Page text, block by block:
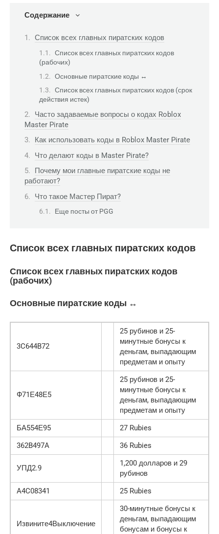
Содержание
Список всех главных пиратских кодов
Список всех главных пиратских кодов
(рабочих)
Основные пиратские коды ↔
Список всех главных пиратских кодов (срок
действия истек)
Часто задаваемые вопросы о кодах Roblox
Master Pirate
Как использовать коды в Roblox Master Pirate
Что делают коды в Master Pirate?
Почему мои главные пиратские коды не
работают?
Что такое Мастер Пират?
Еще посты от PGG
Список всех главных пиратских кодов
Список всех главных пиратских кодов
(рабочих)
Основные пиратские коды ↔
3C644B72
25 рубинов и 25-
минутные бонусы к
деньгам, выпадающим
предметам и опыту
Ф71Е48Е5
25 рубинов и 25-
минутные бонусы к
деньгам, выпадающим
предметам и опыту
БА554Е95
27 Rubies
362B497A
36 Rubies
УПД2.9
1,200 долларов и 29
рубинов
A4C08341
25 Rubies
Извините4Выключение
30-минутные бонусы к
деньгам, выпадающим
бонусам и бонусы к